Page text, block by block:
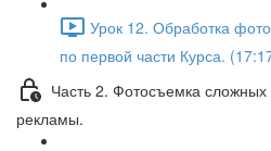
Урок 12. Обработка
по первой части Курса.
Часть 2. Фотосъемка сложных
рекламы.